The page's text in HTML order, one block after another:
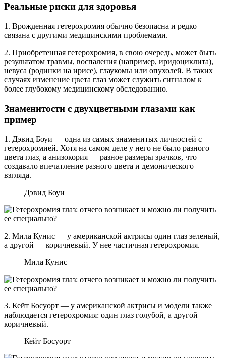
Реальные риски для здоровья
1. Врожденная гетерохромия обычно безопасна и редко
связана с другими медицинскими проблемами.
2. Приобретенная гетерохромия, в свою очередь, может быть
результатом травмы, воспаления (например, иридоциклита),
невуса (родинки на ирисе), глаукомы или опухолей. В таких
случаях изменение цвета глаз может служить сигналом к
более глубокому медицинскому обследованию.
Знаменитости с двухцветными глазами как
пример
1. Дэвид Боуи — одна из самых знаменитых личностей с
гетерохромией. Хотя на самом деле у него не было разного
цвета глаз, а анизокория — разное размеры зрачков, что
создавало впечатление разного цвета и демонического
взгляда.
Дэвид Боуи
2. Мила Кунис — у американской актрисы один глаз зеленый,
а другой — коричневый. У нее частичная гетерохромия.
Мила Кунис
3. Кейт Босуорт — у американской актрисы и модели также
наблюдается гетерохромия: один глаз голубой, а другой –
коричневый.
Кейт Босуорт